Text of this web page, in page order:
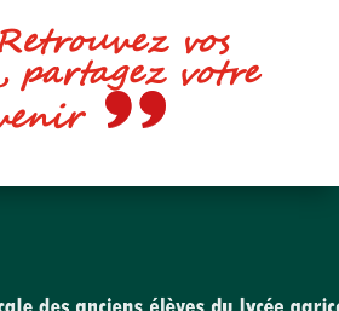
vos
partagez votre